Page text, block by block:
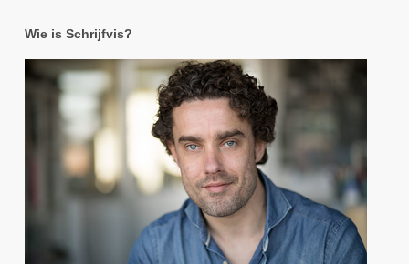
Wie is Schrijfvis?